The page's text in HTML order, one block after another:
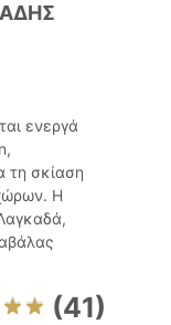
ενεργά
τη σκίαση
Η
(41)